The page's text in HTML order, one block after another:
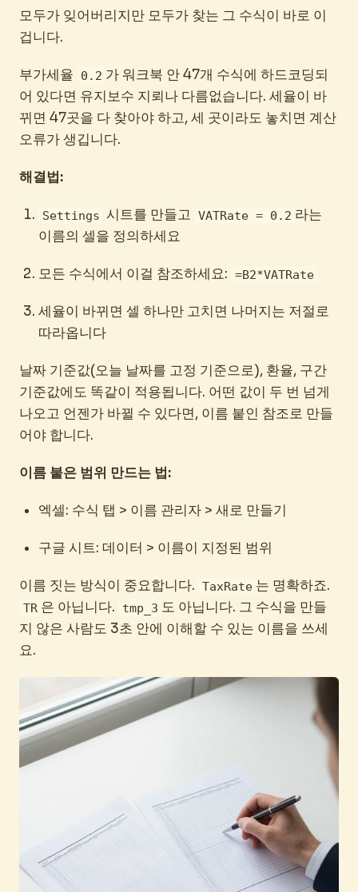
모두가 잊어버리지만 모두가 찾는 그 수식이 바로 이
겁니다.
부가세율 0.2 가 워크북 안 47개 수식에 하드코딩되
어 있다면 유지보수 지뢰나 다름없습니다. 세율이 바
뀌면 47곳을 다 찾아야 하고, 세 곳이라도 놓치면 계산
오류가 생깁니다.
해결법:
Settings 시트를 만들고 VATRate = 0.2 라는
이름의 셀을 정의하세요
모든 수식에서 이걸 참조하세요: =B2*VATRate
세율이 바뀌면 셀 하나만 고치면 나머지는 저절로
따라옵니다
날짜 기준값(오늘 날짜를 고정 기준으로), 환율, 구간
기준값에도 똑같이 적용됩니다. 어떤 값이 두 번 넘게
나오고 언젠가 바뀔 수 있다면, 이름 붙인 참조로 만들
어야 합니다.
이름 붙은 범위 만드는 법:
엑셀: 수식 탭 > 이름 관리자 > 새로 만들기
구글 시트: 데이터 > 이름이 지정된 범위
이름 짓는 방식이 중요합니다. TaxRate 는 명확하죠.
TR 은 아닙니다. tmp_3 도 아닙니다. 그 수식을 만들
지 않은 사람도 3초 안에 이해할 수 있는 이름을 쓰세
요.